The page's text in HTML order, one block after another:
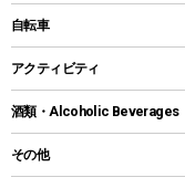
グランドシート
ガイドロープ
ツール
焚き火台&ストーブ
火起こし
バーベキューツール
クッキングツール
ナイフ
カトラリー
ディズニーボトル
保冷剤
リュック、バックパック
トートバッグ、サコッシュ
ショッピングキャリー
その他アウトドア雑貨
インフレータブル
カヤック
パドル
自転車
折りたたみ自転車
スポーツサイクル
シティサイクル
アクティビティ
マリン
ラッシュガード
酒類・Alcoholic Beverages
その他